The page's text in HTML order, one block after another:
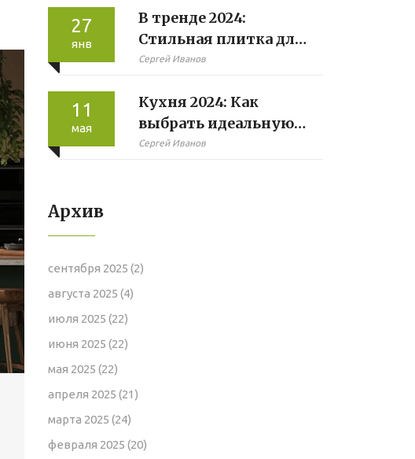
27
янв
В тренде 2024:
Стильная плитка для
ванной комнаты
Сергей Иванов
11
мая
Кухня 2024: Как
выбрать идеальную
мебель для
Сергей Иванов
Архив
сентября 2025 (2)
августа 2025 (4)
июля 2025 (22)
июня 2025 (22)
мая 2025 (22)
апреля 2025 (21)
марта 2025 (24)
февраля 2025 (20)